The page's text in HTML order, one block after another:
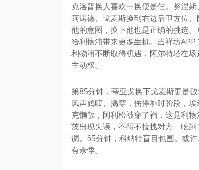
克洛普换人喜欢一换便是仨。努涅
阿诺德。戈麦斯换到右边后卫方位
他的意图，换下他也是正确的挑选
给利物浦带来更多生机。吉祥坊
利物浦不断取得机遇，阿尔特塔在
主动权。
第85分钟，蒂亚戈换下戈麦斯更是
风声鹤唳。揭穿，伤停补时阶段，
克懒散，阿利松被穿了裆，这是利
茨出现失误，不得不拉拽对方，吃
调。65分钟，科纳特盲目包围。或
有余悸。